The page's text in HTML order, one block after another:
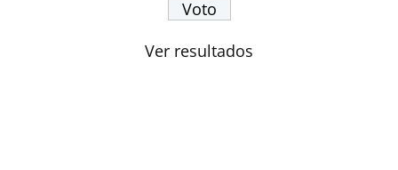
Ver resultados